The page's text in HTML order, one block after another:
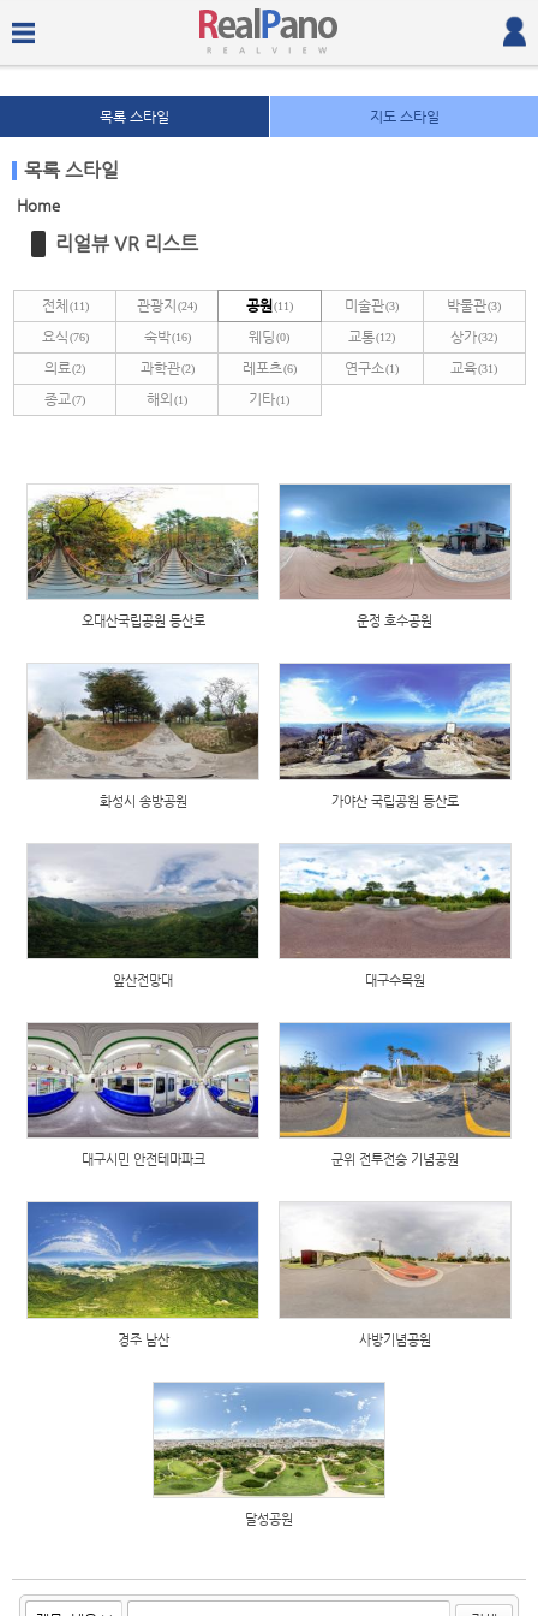
목록 스타일 지도 스타일
목록 스타일
Home
리얼뷰 VR 리스트
전체(11) 관광지 (24) 공원(11) 미술관(3) 박물관(3)
요식(76) 숙박(16) 웨딩 (0) 교통(12) 상가(32)
의료(2) 과학관(2) 레포츠(6) 연구소(1) 교육(31)
종교(7) 해외 (1) 기타(1)
오대산국립공원 등산로 운정 호수공원
화성시 송방공원 가야산 국립공원 등산로
앞산전망대 대구수목원
대구시민 안전테마파크 군위 전투전승 기념공원
경주 남산 사방기념공원
달성공원
Sketchbook5, 스케치북5
Sketchbook5, 스케치북5